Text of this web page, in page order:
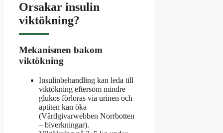
Orsakar insulin
viktökning?
Mekanismen bakom
viktökning
Insulinbehandling kan leda till
viktökning eftersom mindre
glukos förloras via urinen och
aptiten kan öka
(Vårdgivarwebben Norrbotten
– biverkningar).